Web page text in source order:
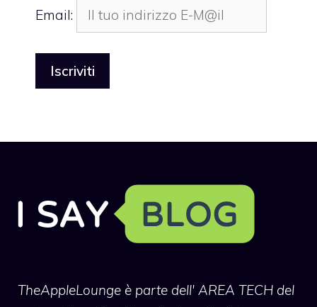
Email:
TheAppleLounge è parte dell' AREA TECH del